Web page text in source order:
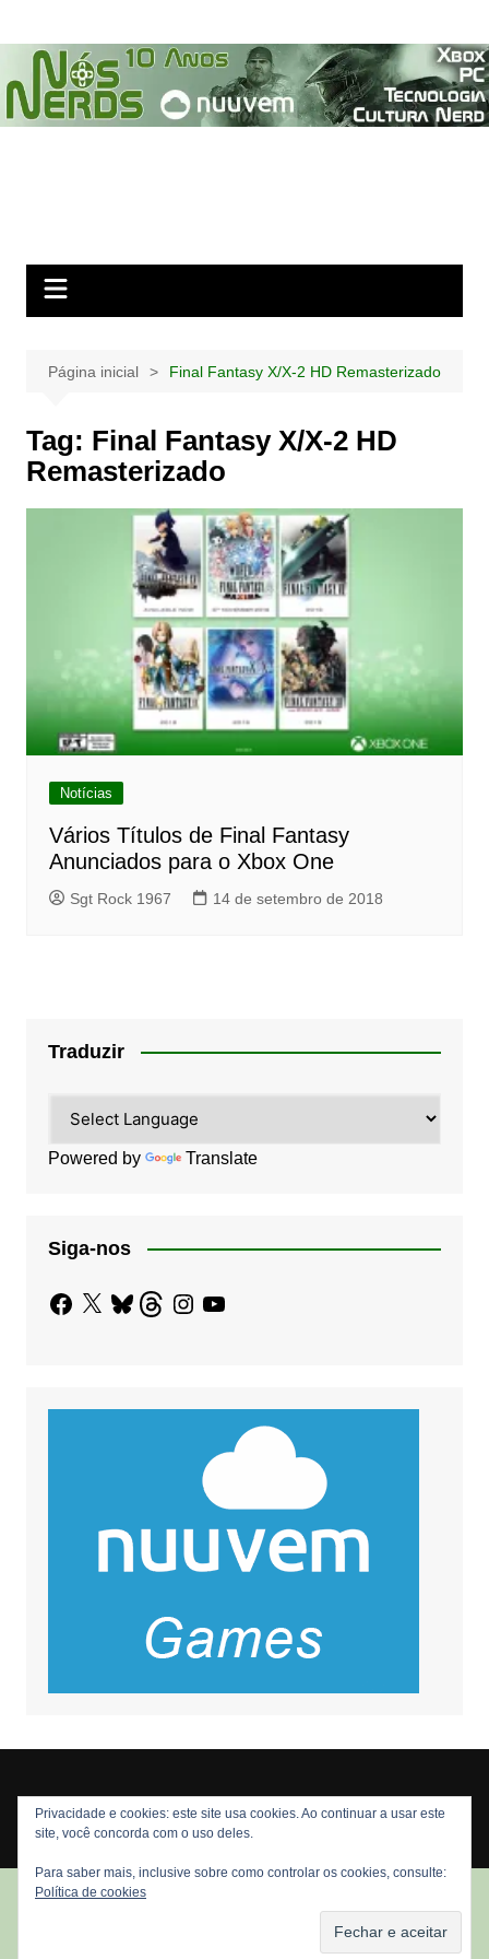
para
conteúdo
Página inicial Final Fantasy X/X-2 HD Remasterizado
Tag: Final Fantasy X/X-2 HD
Remasterizado
Notícias
Vários Títulos de Final Fantasy
Anunciados para o Xbox One
Sgt Rock 1967 14 de setembro de 2018
Traduzir
Powered by Translate
Siga-nos
Facebook
X BlueskyThreadsInstagram
YouTube
Copyright © 2026 Nós Nerds. Todos os direitos reservados
Privacidade e cookies: este site usa cookies. Ao continuar a usar este
site, você concorda com o uso deles.
Para saber mais, inclusive sobre como controlar os cookies, consulte:
Política de cookies